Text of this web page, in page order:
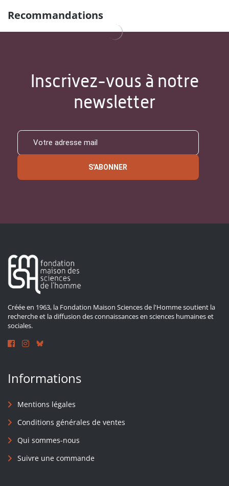
Recommandations
Inscrivez-vous à notre
newsletter
S'ABONNER
Créée en 1963, la Fondation Maison Sciences de l'Homme soutient la
recherche et la diffusion des connaissances en sciences humaines et
sociales.
Informations
Mentions légales
Conditions générales de ventes
Qui sommes-nous
Suivre une commande